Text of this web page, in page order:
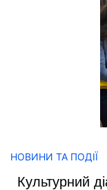
НОВИНИ ТА ПОДІЇ
Культурний